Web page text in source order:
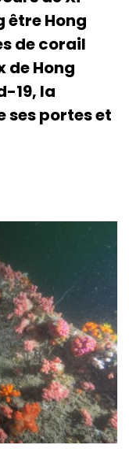
être Hong
de corail
de Hong
19, la
ses portes et